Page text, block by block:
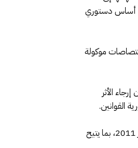
أساس دستوري
موكولة
المحكمة أن إرجاء الأثر
القوانين.
ويأتي هذا القرار ليحسم الجدل حول مقتضيات القانون التنظيمي، في إطار ترسيخ آلية الدفع بعدم دستورية القوانين كأحد المستجدات التي عززها دستور 2011، بما يتيح